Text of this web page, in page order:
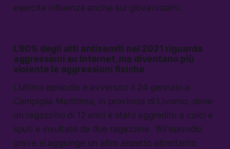
esercita influenza anche sui giovanissimi.
L’80% degli atti antisemiti nel 2021 riguarda
aggressioni su Internet, ma diventano più
violente le aggressioni fisiche
L’ultimo episodio è avvenuto il 24 gennaio a
Campiglia Marittima, in provincia di Livorno, dove
un ragazzino di 12 anni è stato aggredito a calci e
sputi e insultato da due ragazzine. “All’episodio
grave si aggiunge un altro aspetto altrettanto